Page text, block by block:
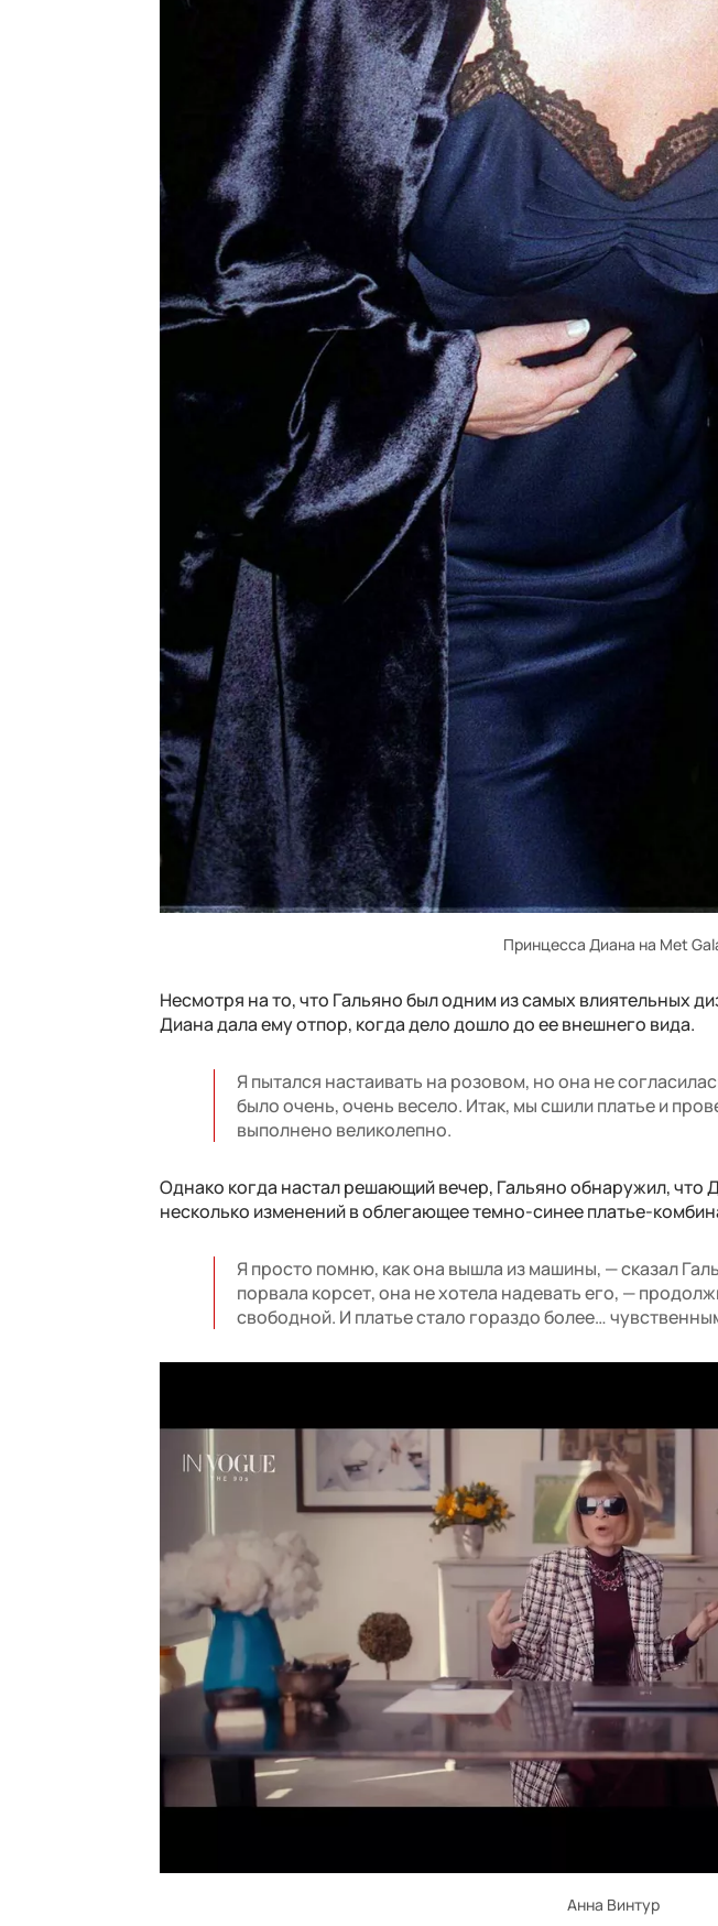
Принцесса Диана на Met
Несмотря на то, что Гальяно был одним из самых влиятельных
Диана дала ему отпор, когда дело дошло до ее внешнего вида.
Я пытался настаивать на розовом, но она не
было очень, очень весело. Итак, мы сшили платье и
выполнено великолепно.
Однако когда настал решающий вечер, Гальяно обнаружил, что
несколько изменений в облегающее темно-синее платье-
Я просто помню, как она вышла из машины, — сказал
порвала корсет, она не хотела надевать его, —
свободной. И платье стало гораздо более…
Анна Винтур